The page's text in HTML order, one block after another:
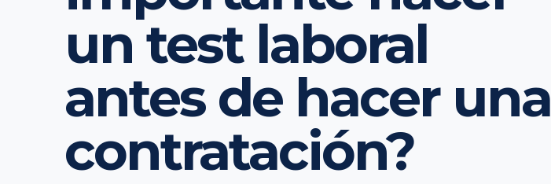
un test laboral
antes de hacer una
contratación?